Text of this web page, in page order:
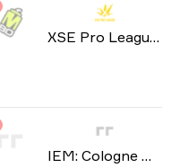
XSE Pro League 2026
IEM: Cologne Major 2026